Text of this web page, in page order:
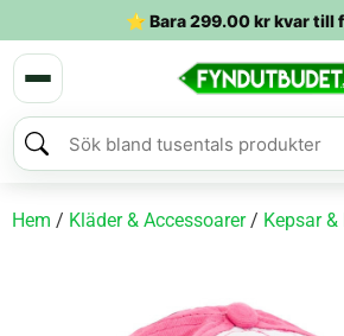
⭐ Bara299.00krkvar till
Hem / Kläder & Accessoarer/ Kepsar